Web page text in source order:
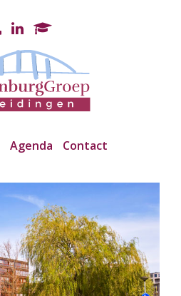
Agenda Contact